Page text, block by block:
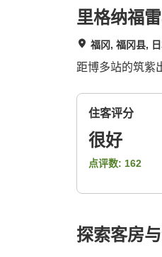
里格纳福
福冈, 福冈县,
距博多站的筑紫
住客评分
很好
点评数: 162
探索客房